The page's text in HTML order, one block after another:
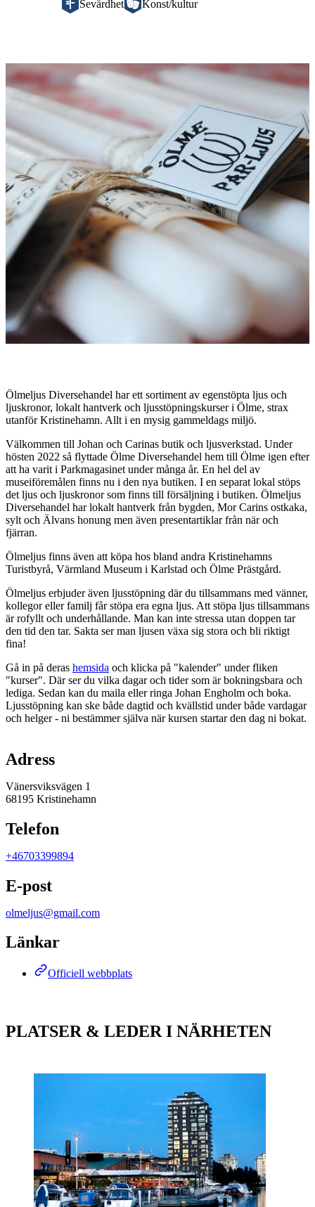
Sevärdhet Konst/kultur
Bildspel
med
bilder
Beskrivning
Ölmeljus Diversehandel har ett sortiment av egenstöpta ljus och
ljuskronor, lokalt hantverk och ljusstöpningskurser i Ölme, strax
utanför Kristinehamn. Allt i en mysig gammeldags miljö.
Välkommen till Johan och Carinas butik och ljusverkstad. Under
hösten 2022 så flyttade Ölme Diversehandel hem till Ölme igen efter
att ha varit i Parkmagasinet under många år. En hel del av
museiföremålen finns nu i den nya butiken. I en separat lokal stöps
det ljus och ljuskronor som finns till försäljning i butiken. Ölmeljus
Diversehandel har lokalt hantverk från bygden, Mor Carins ostkaka,
sylt och Älvans honung men även presentartiklar från när och
fjärran.
Ölmeljus finns även att köpa hos bland andra Kristinehamns
Turistbyrå, Värmland Museum i Karlstad och Ölme Prästgård.
Ölmeljus erbjuder även ljusstöpning där du tillsammans med vänner,
kollegor eller familj får stöpa era egna ljus. Att stöpa ljus tillsammans
är rofyllt och underhållande. Man kan inte stressa utan doppen tar
den tid den tar. Sakta ser man ljusen växa sig stora och bli riktigt
fina!
Gå in på deras hemsida och klicka på "kalender" under fliken
"kurser". Där ser du vilka dagar och tider som är bokningsbara och
lediga. Sedan kan du maila eller ringa Johan Engholm och boka.
Ljusstöpning kan ske både dagtid och kvällstid under både vardagar
och helger - ni bestämmer själva när kursen startar den dag ni bokat.
Adress
Vänersviksvägen 1
68195 Kristinehamn
Telefon
+46703399894
E-post
olmeljus@gmail.com
Länkar
Officiell webbplats
PLATSER & LEDER I NÄRHETEN